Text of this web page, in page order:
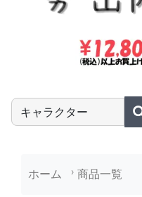
商品名やキーワードを入
ホーム 商品一覧